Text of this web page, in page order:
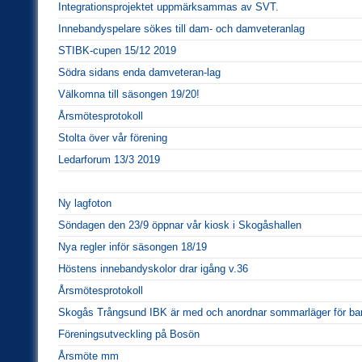
Integrationsprojektet uppmärksammas av SVT.
Innebandyspelare sökes till dam- och damveteranlag
STIBK-cupen 15/12 2019
Södra sidans enda damveteran-lag
Välkomna till säsongen 19/20!
Årsmötesprotokoll
Stolta över vår förening
Ledarforum 13/3 2019
Ny lagfoton
Söndagen den 23/9 öppnar vår kiosk i Skogåshallen
Nya regler inför säsongen 18/19
Höstens innebandyskolor drar igång v.36
Årsmötesprotokoll
Skogås Trångsund IBK är med och anordnar sommarläger för
Föreningsutveckling på Bosön
Årsmöte mm